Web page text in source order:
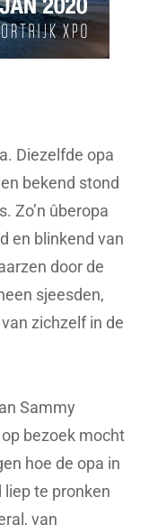
Diezelfde opa
bekend stond
Zo’n ûberopa
en blinkend van
door de
sjeesden,
zichzelf in de
Sammy
bezoek mocht
hoe de opa in
liep te pronken
van